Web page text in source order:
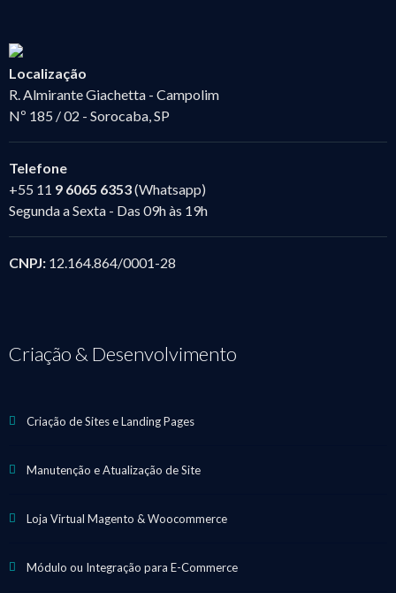
Localização
R. Almirante Giachetta - Campolim
Nº 185 / 02 - Sorocaba, SP
Telefone
+55 11 9 6065 6353(Whatsapp)
Segunda a Sexta - Das 09h às 19h
CNPJ: 12.164.864/0001-28
Criação & Desenvolvimento
Criação de Sites e Landing Pages
Manutenção e Atualização de Site
Loja Virtual Magento & Woocommerce
Módulo ou Integração para E-Commerce